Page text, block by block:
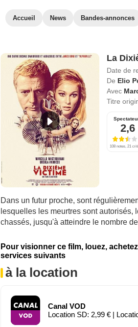
Accueil News Bandes-annonces
La
Date de
De Elio
Avec
Titre
2,6
108 notes, 21
Dans un futur proche, sont
lesquelles les meurtres sont
chassés, jusqu'à atteindre le nombre
Pour visionner ce film, louez,
services suivants
à la location
Canal VOD
Location SD: 2,99 € |